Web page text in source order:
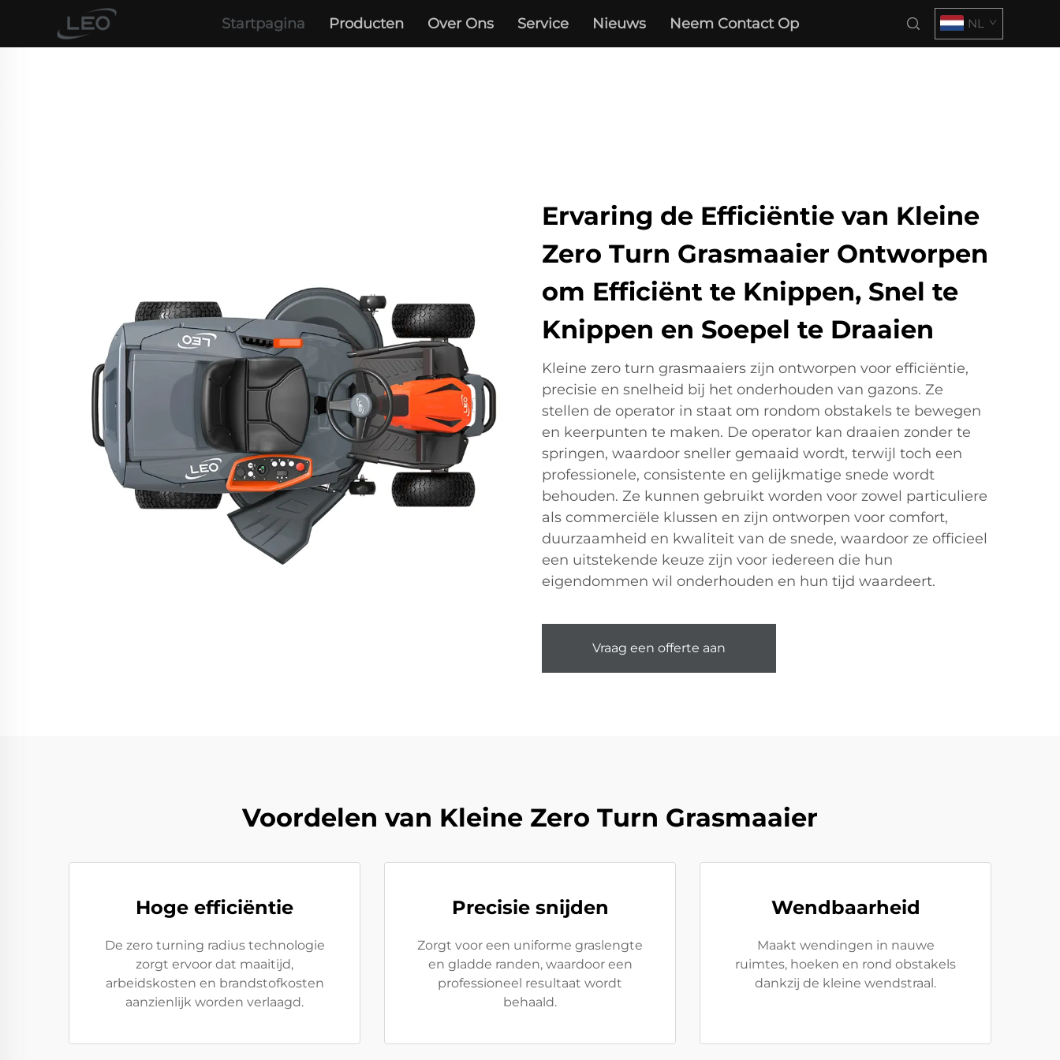
Startpagina Producten Over Ons Service Nieuws Neem Contact Op NL
Ervaring de Efficiëntie van Kleine
Zero Turn Grasmaaier Ontworpen
om Efficiënt te Knippen, Snel te
Knippen en Soepel te Draaien
Kleine zero turn grasmaaiers zijn ontworpen voor efficiëntie,
precisie en snelheid bij het onderhouden van gazons. Ze
stellen de operator in staat om rondom obstakels te bewegen
en keerpunten te maken. De operator kan draaien zonder te
springen, waardoor sneller gemaaid wordt, terwijl toch een
professionele, consistente en gelijkmatige snede wordt
behouden. Ze kunnen gebruikt worden voor zowel particuliere
als commerciële klussen en zijn ontworpen voor comfort,
duurzaamheid en kwaliteit van de snede, waardoor ze officieel
een uitstekende keuze zijn voor iedereen die hun
eigendommen wil onderhouden en hun tijd waardeert.
Vraag een offerte aan
Voordelen van Kleine Zero Turn Grasmaaier
Hoge efficiëntie
De zero turning radius technologie
zorgt ervoor dat maaitijd,
arbeidskosten en brandstofkosten
aanzienlijk worden verlaagd.
Precisie snijden
Zorgt voor een uniforme graslengte
en gladde randen, waardoor een
professioneel resultaat wordt
behaald.
Wendbaarheid
Maakt wendingen in nauwe
ruimtes, hoeken en rond obstakels
dankzij de kleine wendstraal.